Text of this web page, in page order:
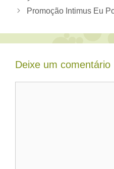
Promoção Intimus Eu
Deixe um comentário